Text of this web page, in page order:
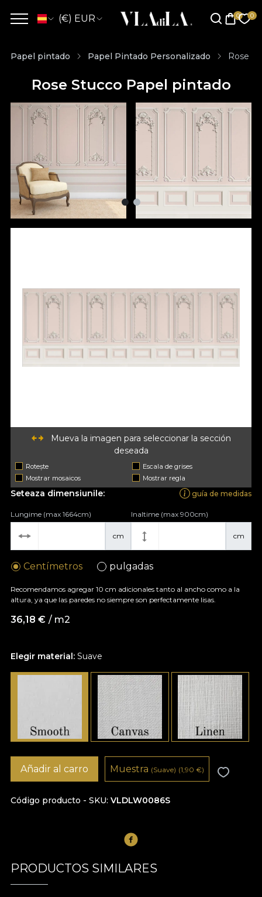
(€) EUR
Papel pintado Papel Pintado Personalizado Rose
Rose Stucco Papel pintado
Mueva la imagen para seleccionar la sección
deseada
Rotește
Escala de grises
Mostrar mosaicos
Mostrar regla
Elegir material: Suave
Seteaza dimensiunile: guía de medidas
cm
Lungime (max 1664cm)
cm
Inaltime (max 900cm)
Centímetros pulgadas
Recomendamos agregar 10 cm adicionales tanto al ancho como a la
altura, ya que las paredes no siempre son perfectamente lisas.
36,18 € / m2
Código producto - SKU VLDLW0086S
Añadir al carro Muestra (Suave) (1,90 €)
PRODUCTOS SIMILARES